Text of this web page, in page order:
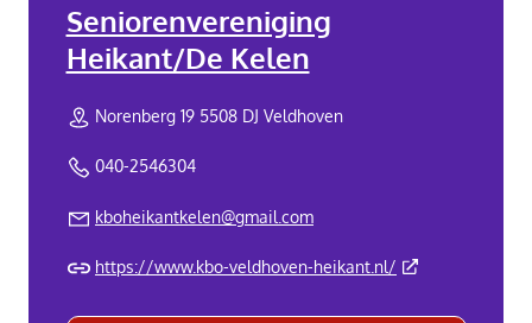
Seniorenvereniging
Heikant/De Kelen
Norenberg 19 5508 DJ Veldhoven
040-2546304
kboheikantkelen@gmail.com
https://www.kbo-veldhoven-heikant.nl/ (Deze link gaat